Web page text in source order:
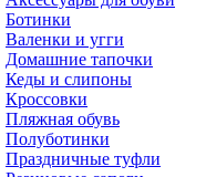
Ботинки
Валенки и угги
Домашние тапочки
Кеды и слипоны
Кроссовки
Пляжная обувь
Полуботинки
Праздничные туфли